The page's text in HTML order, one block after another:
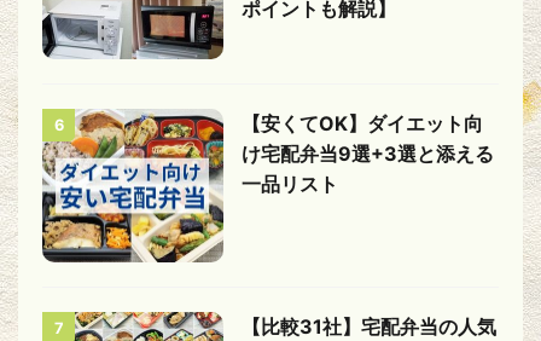
ポイントも解説】
6
【安くてOK】ダイエット向
け宅配弁当9選+3選と添える
一品リスト
7
【比較31社】宅配弁当の人気